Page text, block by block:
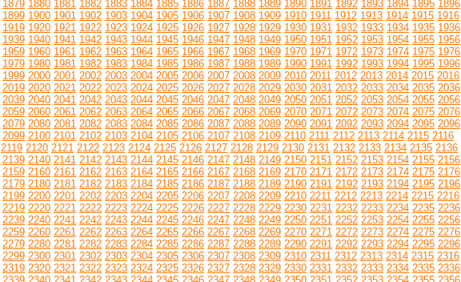
1879 1880 1881 1882 1883 1884 1885 1886 1887 1888 1889 1890 1891 1892 1893 1894 1895 1896
1899 1900 1901 1902 1903 1904 1905 1906 1907 1908 1909 1910 1911 1912 1913 1914 1915 1916
1919 1920 1921 1922 1923 1924 1925 1926 1927 1928 1929 1930 1931 1932 1933 1934 1935 1936
1939 1940 1941 1942 1943 1944 1945 1946 1947 1948 1949 1950 1951 1952 1953 1954 1955 1956
1959 1960 1961 1962 1963 1964 1965 1966 1967 1968 1969 1970 1971 1972 1973 1974 1975 1976
1979 1980 1981 1982 1983 1984 1985 1986 1987 1988 1989 1990 1991 1992 1993 1994 1995 1996
1999 2000 2001 2002 2003 2004 2005 2006 2007 2008 2009 2010 2011 2012 2013 2014 2015 2016
2019 2020 2021 2022 2023 2024 2025 2026 2027 2028 2029 2030 2031 2032 2033 2034 2035 2036
2039 2040 2041 2042 2043 2044 2045 2046 2047 2048 2049 2050 2051 2052 2053 2054 2055 2056
2059 2060 2061 2062 2063 2064 2065 2066 2067 2068 2069 2070 2071 2072 2073 2074 2075 2076
2079 2080 2081 2082 2083 2084 2085 2086 2087 2088 2089 2090 2091 2092 2093 2094 2095 2096
2099 2100 2101 2102 2103 2104 2105 2106 2107 2108 2109 2110 2111 2112 2113 2114 2115 2116
2119 2120 2121 2122 2123 2124 2125 2126 2127 2128 2129 2130 2131 2132 2133 2134 2135 2136
2139 2140 2141 2142 2143 2144 2145 2146 2147 2148 2149 2150 2151 2152 2153 2154 2155 2156
2159 2160 2161 2162 2163 2164 2165 2166 2167 2168 2169 2170 2171 2172 2173 2174 2175 2176
2179 2180 2181 2182 2183 2184 2185 2186 2187 2188 2189 2190 2191 2192 2193 2194 2195 2196
2199 2200 2201 2202 2203 2204 2205 2206 2207 2208 2209 2210 2211 2212 2213 2214 2215 2216
2219 2220 2221 2222 2223 2224 2225 2226 2227 2228 2229 2230 2231 2232 2233 2234 2235 2236
2239 2240 2241 2242 2243 2244 2245 2246 2247 2248 2249 2250 2251 2252 2253 2254 2255 2256
2259 2260 2261 2262 2263 2264 2265 2266 2267 2268 2269 2270 2271 2272 2273 2274 2275 2276
2279 2280 2281 2282 2283 2284 2285 2286 2287 2288 2289 2290 2291 2292 2293 2294 2295 2296
2299 2300 2301 2302 2303 2304 2305 2306 2307 2308 2309 2310 2311 2312 2313 2314 2315 2316
2319 2320 2321 2322 2323 2324 2325 2326 2327 2328 2329 2330 2331 2332 2333 2334 2335 2336